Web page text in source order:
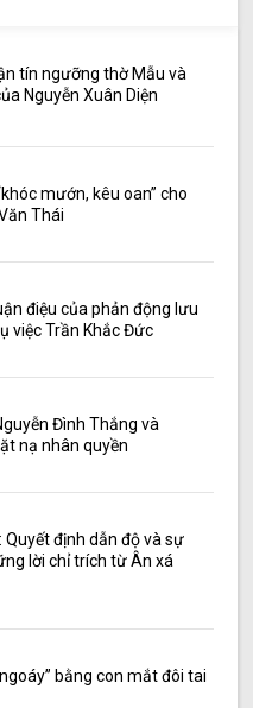
tín ngưỡng thờ Mẫu và
Nguyễn Xuân Diện
mướn, kêu oan” cho
Thái
điệu của phản động lưu
việc Trần Khắc Đức
Đình Thắng và
nạ nhân quyền
Quyết định dẫn độ và sự
lời chỉ trích từ Ân xá
bằng con mắt đôi tai